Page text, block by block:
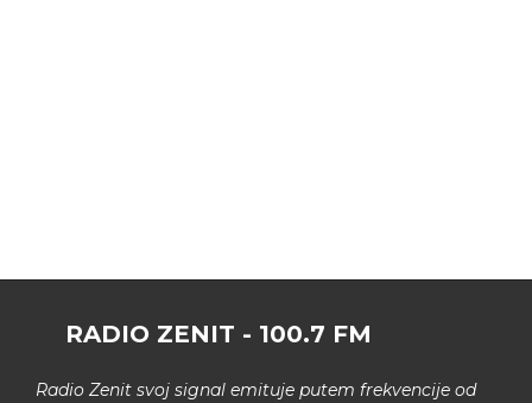
RADIO ZENIT - 100.7 FM
Radio Zenit svoj signal emituje putem frekvencije od